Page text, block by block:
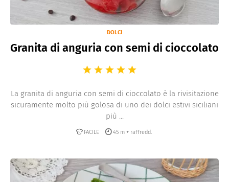
DOLCI
Granita di anguria con semi di cioccolato
La granita di anguria con semi di cioccolato è la rivisitazione
sicuramente molto più golosa di uno dei dolci estivi siciliani
più ...
FACILE 45 m + raffredd.